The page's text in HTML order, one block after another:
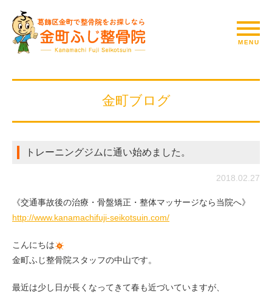
金町ブログ
トレーニングジムに通い始めました。
2018.02.27
《交通事故後の治療・骨盤矯正・整体マッサージなら当院へ》
http://www.kanamachifuji-seikotsuin.com/
こんにちは
金町ふじ整骨院スタッフの中山です。
最近は少し日が長くなってきて春も近づいていますが、